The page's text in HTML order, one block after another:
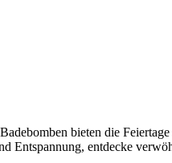
bieten die
Entspannung, entdecke